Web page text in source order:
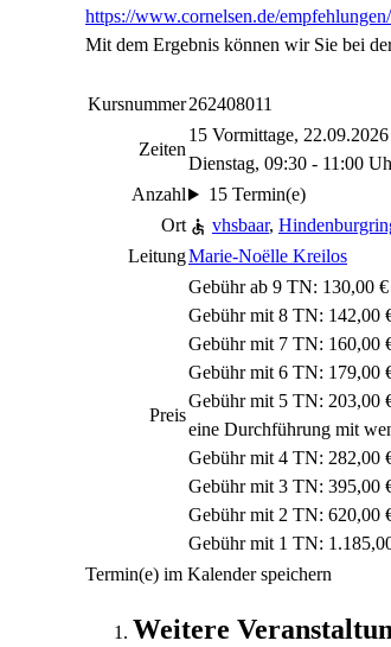
https://www.cornelsen.de/
Mit dem Ergebnis können wir Sie bei
Kursnummer262408011
Zeiten
15 Vormittage,
Dienstag, 09:30 - 11:00
Anzahl
15 Termin(e)
Ort
vhsbaar,
LeitungMarie-Noëlle Kreilos
Preis
Gebühr ab 9 TN: 130,00
Gebühr mit 8 TN: 142,00
Gebühr mit 7 TN: 160,00
Gebühr mit 6 TN: 179,00
Gebühr mit 5 TN: 203,00
eine Durchführung mit
Gebühr mit 4 TN: 282,00
Gebühr mit 3 TN: 395,00
Gebühr mit 2 TN: 620,00
Gebühr mit 1 TN:
Termin(e) im Kalender speichern
Weitere